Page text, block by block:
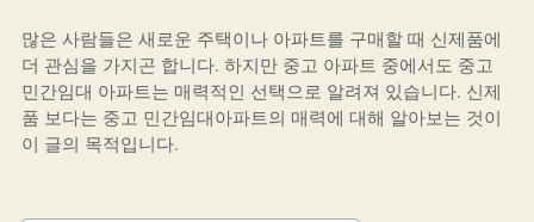
많은 사람들은 새로운 주택이나 아파트를 구매할 때 신제품에
더 관심을 가지곤 합니다. 하지만 중고 아파트 중에서도 중고
민간임대 아파트는 매력적인 선택으로 알려져 있습니다. 신제
품 보다는 중고 민간임대아파트의 매력에 대해 알아보는 것이
이 글의 목적입니다.